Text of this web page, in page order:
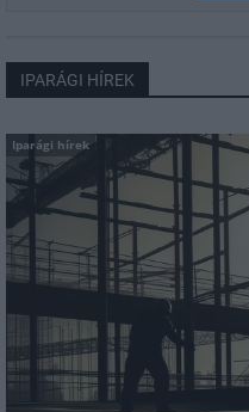
IPARÁGI HÍREK
Iparági hírek